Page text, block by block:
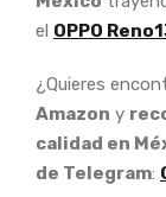
el OPPO
¿Quieres
Amazon y
calidad en
de Telegram: